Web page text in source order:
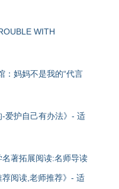
WITH
：妈妈不是我的“代言
爱护自己有办法》- 适
著拓展阅读:名师导读
阅读,老师推荐》- 适